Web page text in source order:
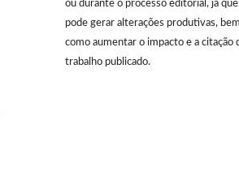
ou durante o processo editorial, já
pode gerar alterações produtivas, bem
como aumentar o impacto e a citação
trabalho publicado.